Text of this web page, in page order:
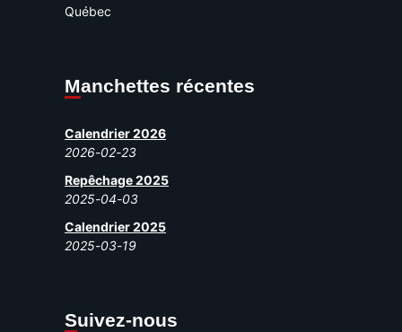
Québec
Manchettes récentes
Calendrier 2026
2026-02-23
Repêchage 2025
2025-04-03
Calendrier 2025
2025-03-19
Suivez-nous